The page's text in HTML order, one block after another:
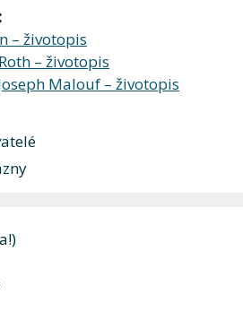
– životopis
– životopis
Malouf – životopis